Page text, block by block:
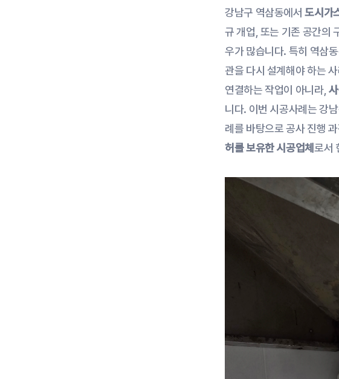
강남구 역삼동에서 도시가
규 개업, 또는 기존 공간의
우가 많습니다. 특히 역삼
관을 다시 설계해야 하는
연결하는 작업이 아니라,
니다. 이번 시공사례는 강
례를 바탕으로 공사 진행
허를 보유한 시공업체로서